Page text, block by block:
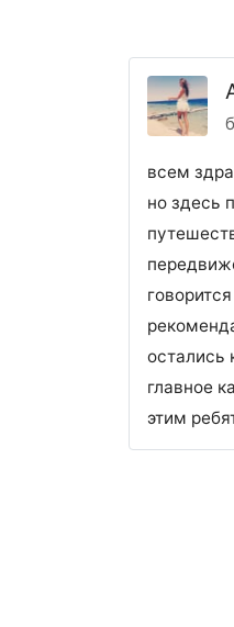
всем
но здесь
остались
главное
этим